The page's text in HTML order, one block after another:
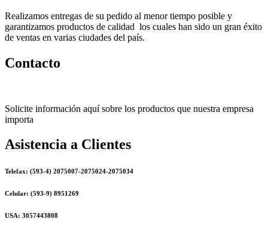
Realizamos entregas de su pedido al menor tiempo posible y
garantizamos productos de calidad los cuales han sido un gran éxito
de ventas en varias ciudades del país.
Contacto
Solicite información aquí sobre los productos que nuestra empresa
importa
Asistencia a Clientes
Telefax: (593-4) 2075007-2075024-2075034
Celular: (593-9) 8951269
USA: 3057443808